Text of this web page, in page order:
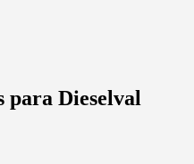
para Dieselval